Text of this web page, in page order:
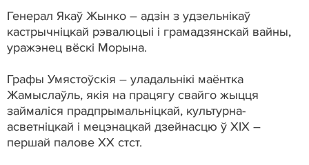
Генерал Якаў Жынко – адзін з удзельнікаў
кастрычніцкай рэвалюцыі і грамадзянскай вайны,
уражэнец вёскі Морына.
Графы Умястоўскія – уладальнікі маёнтка
Жамыслаўль, якія на працягу свайго жыцця
займаліся прадпрымальніцкай, культурна-
асветніцкай і мецэнацкай дзейнасцю ў ХIХ –
першай палове ХХ стст.